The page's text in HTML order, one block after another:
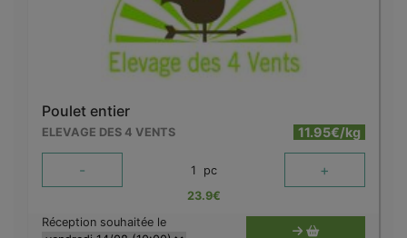
Poulet entier
ELEVAGE DES 4 VENTS 11.95€/kg
- 1 pc +
23.9€
Réception souhaitée le